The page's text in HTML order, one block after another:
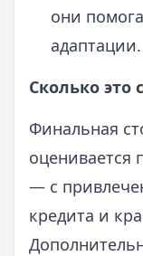
они
адаптации.
Сколько это
Финальная
оценивается
— с
кредита и